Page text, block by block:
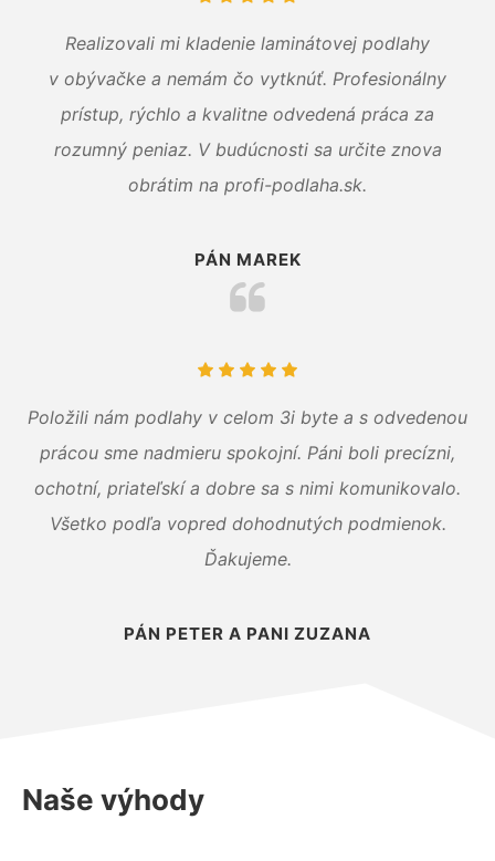
Realizovali mi kladenie laminátovej podlahy
v obývačke a nemám čo vytknúť. Profesionálny
prístup, rýchlo a kvalitne odvedená práca za
rozumný peniaz. V budúcnosti sa určite znova
obrátim na profi-podlaha.sk.
PÁN MAREK
Položili nám podlahy v celom 3i byte a s odvedenou
prácou sme nadmieru spokojní. Páni boli precízni,
ochotní, priateľskí a dobre sa s nimi komunikovalo.
Všetko podľa vopred dohodnutých podmienok.
Ďakujeme.
PÁN PETER A PANI ZUZANA
Naše výhody